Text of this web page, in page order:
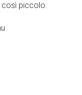
così piccolo.